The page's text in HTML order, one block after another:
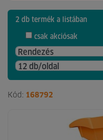
2 db termék a listában
csak akciósak
Kód: 168792